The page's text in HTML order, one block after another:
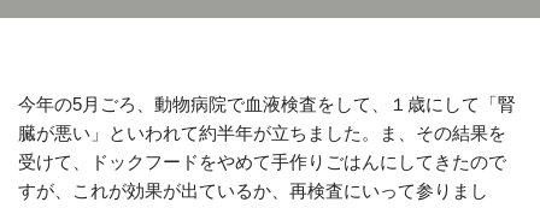
今年の5月ごろ、動物病院で血液検査をして、１歳にして「腎
臓が悪い」といわれて約半年が立ちました。ま、その結果を
受けて、ドックフードをやめて手作りごはんにしてきたので
すが、これが効果が出ているか、再検査にいって参りまし